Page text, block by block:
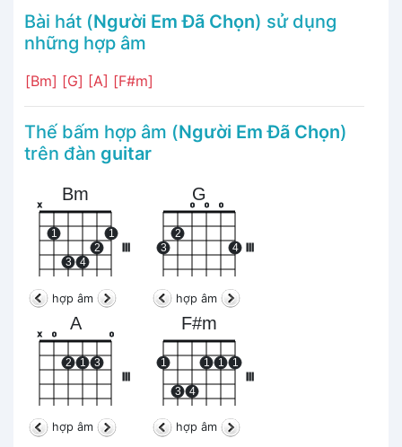
Bài hát (Người Em Đã Chọn) sử dụng
những hợp âm
[Bm] [G] [A] [F#m]
Thế bấm hợp âm (Người Em Đã Chọn)
trên đàn guitar
Bm
x
1
3 4
2
1
hợp âm
G
3
2
o o o
4
hợp âm
A
III
x o
2 1 3
o
hợp âm
F#m
1
3 4
1 1 1
hợp âm